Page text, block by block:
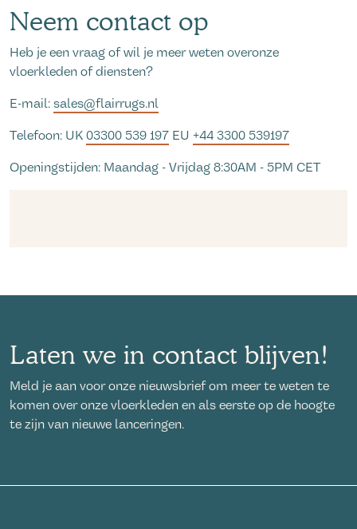
Neem contact op
Heb je een vraag of wil je meer weten overonze
vloerkleden of diensten?
E-mail: sales@flairrugs.nl
Telefoon: UK 03300 539 197 EU +44 3300 539197
Openingstijden: Maandag - Vrijdag 8:30AM - 5PM CET
Laten we in contact blijven!
Meld je aan voor onze nieuwsbrief om meer te weten te
komen over onze vloerkleden en als eerste op de hoogte
te zijn van nieuwe lanceringen.